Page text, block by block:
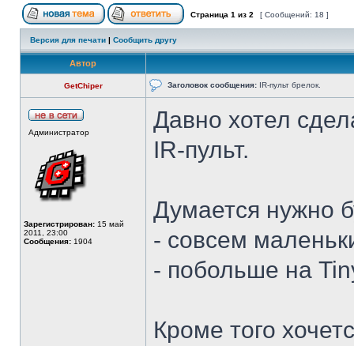
Страница 1 из 2 [ Сообщений: 18 ]
Версия для печати | Сообщить другу
Автор
GetChiper Заголовок сообщения: IR-пульт брелок.
Администратор
Зарегистрирован: 15 май
2011, 23:00
Сообщения: 1904
Давно хотел
IR-пульт.
Думается нужно
- совсем
- побольше на
Кроме того